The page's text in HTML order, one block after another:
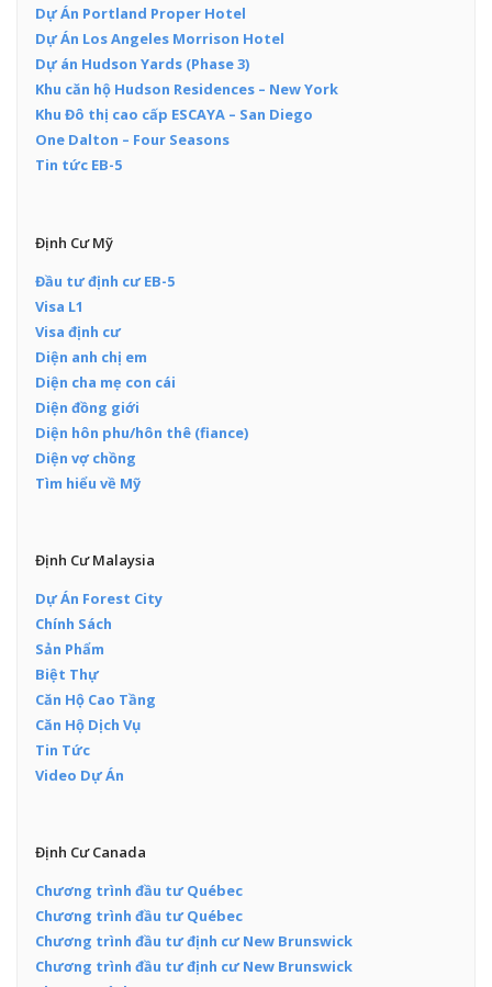
Dự Án Portland Proper Hotel
Dự Án Los Angeles Morrison Hotel
Dự án Hudson Yards (Phase 3)
Khu căn hộ Hudson Residences – New York
Khu Đô thị cao cấp ESCAYA – San Diego
One Dalton – Four Seasons
Tin tức EB-5
Định Cư Mỹ
Đầu tư định cư EB-5
Visa L1
Visa định cư
Diện anh chị em
Diện cha mẹ con cái
Diện đồng giới
Diện hôn phu/hôn thê (fiance)
Diện vợ chồng
Tìm hiểu về Mỹ
Định Cư Malaysia
Dự Án Forest City
Chính Sách
Sản Phẩm
Biệt Thự
Căn Hộ Cao Tầng
Căn Hộ Dịch Vụ
Tin Tức
Video Dự Án
Định Cư Canada
Chương trình đầu tư Québec
Chương trình đầu tư Québec
Chương trình đầu tư định cư New Brunswick
Chương trình đầu tư định cư New Brunswick